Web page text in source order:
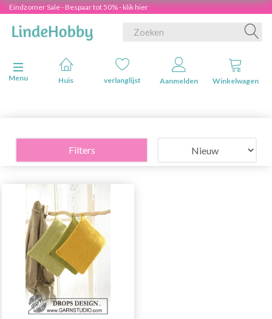
Eindzomer Sale - Bespaar tot 50% - klik hier
Navigatie in-/uitschakelen
Menu
Huis verlanglijst Aanmelden Winkelwagen
Filters